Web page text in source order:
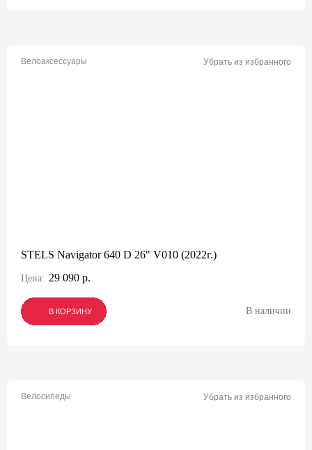
Велоаксессуары Убрать из избранного
STELS Navigator 640 D 26" V010 (2022г.)
Цена: 29 090 р.
В КОРЗИНУ
В КОРЗИНУ
В КОРЗИНУ В наличии
Велосипеды Убрать из избранного